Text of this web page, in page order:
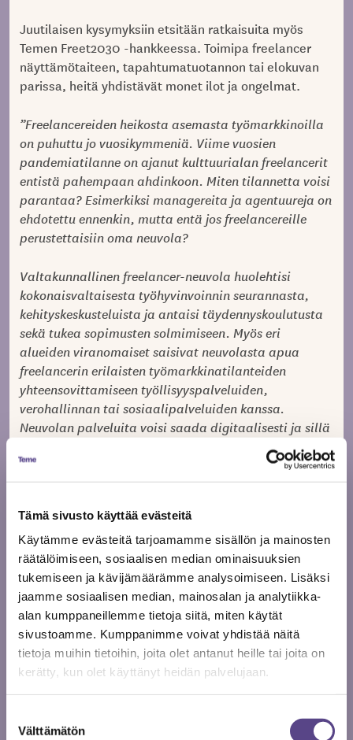
Tämä sivusto käyttää evästeitä
Käytämme evästeitä tarjoamamme sisällön ja mainosten
räätälöimiseen, sosiaalisen median ominaisuuksien
tukemiseen ja kävijämäärämme analysoimiseen. Lisäksi
jaamme sosiaalisen median, mainosalan ja analytiikka-
alan kumppaneillemme tietoja siitä, miten käytät
sivustoamme. Kumppanimme voivat yhdistää näitä
tietoja muihin tietoihin, joita olet antanut heille tai joita on
kerätty, kun olet käyttänyt heidän palvelujaan.
valinta
Välttämätön
Juutilaisen kysymyksiin etsitään ratkaisuita myös
Temen Freet2030 -hankkeessa. Toimipa freelancer
näyttämötaiteen, tapahtumatuotannon tai elokuvan
parissa, heitä yhdistävät monet ilot ja ongelmat.
”Freelancereiden heikosta asemasta työmarkkinoilla
on puhuttu jo vuosikymmeniä. Viime vuosien
pandemiatilanne on ajanut kulttuurialan freelancerit
entistä pahempaan ahdinkoon. Miten tilannetta voisi
parantaa? Esimerkiksi managereita ja agentuureja on
ehdotettu ennenkin, mutta entä jos freelancereille
perustettaisiin oma neuvola?
Valtakunnallinen freelancer-neuvola huolehtisi
kokonaisvaltaisesta työhyvinvoinnin seurannasta,
kehityskeskusteluista ja antaisi täydennyskoulutusta
sekä tukea sopimusten solmimiseen. Myös eri
alueiden viranomaiset saisivat neuvolasta apua
freelancerin erilaisten työmarkkinatilanteiden
yhteensovittamiseen työllisyyspalveluiden,
verohallinnan tai sosiaalipalveluiden kanssa.
Neuvolan palveluita voisi saada digitaalisesti ja sillä
Näin kirjoittavat Freet-hankkeen tutkijat Metelissä.
Freelancerien neuvolalle on hurrattu ja taputettu
temeläisten keskuudessa. Freelancer-neuvolan
kehittelylle on näytetty vihreää valoa, mistä olemme
Temessä erityisen iloisia, sillä jäsenistö on toivonut ja
odottanut tätä hanketta parikymmentä vuotta.
Pääkirjoituksen otsikko ja edelläoleva lainaus on
Aulikki Oksasenrunosta Huomenna on paremmin.
Lauluksi sen sävelsiKaj Chydenius.